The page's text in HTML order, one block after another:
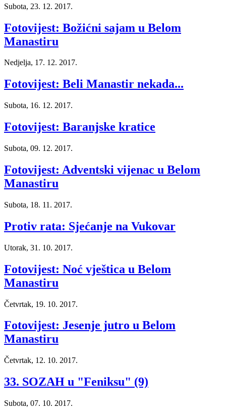
Subota, 23. 12. 2017.
Fotovijest: Božićni sajam u Belom
Manastiru
Nedjelja, 17. 12. 2017.
Fotovijest: Beli Manastir nekada...
Subota, 16. 12. 2017.
Fotovijest: Baranjske kratice
Subota, 09. 12. 2017.
Fotovijest: Adventski vijenac u Belom
Manastiru
Subota, 18. 11. 2017.
Protiv rata: Sjećanje na Vukovar
Utorak, 31. 10. 2017.
Fotovijest: Noć vještica u Belom
Manastiru
Četvrtak, 19. 10. 2017.
Fotovijest: Jesenje jutro u Belom
Manastiru
Četvrtak, 12. 10. 2017.
33. SOZAH u "Feniksu" (9)
Subota, 07. 10. 2017.